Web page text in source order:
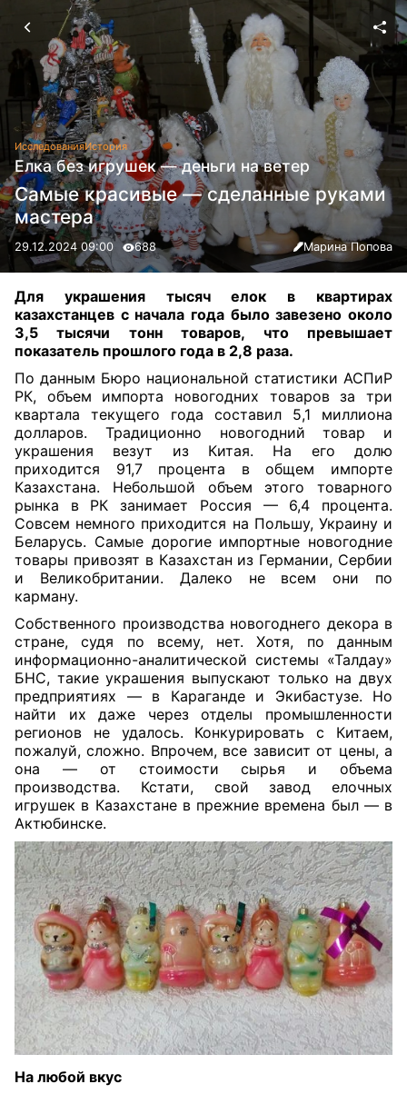
ИсследованияИстория
Елка без игрушек — деньги на ветер
Самые красивые — сделанные руками
мастера
29.12.2024 09:00 688 Марина Попова
Для украшения тысяч елок в квартирах
казахстанцев с начала года было завезено около
3,5 тысячи тонн товаров, что превышает
показатель прошлого года в 2,8 раза.
По данным Бюро национальной статистики АСПиР
РК, объем импорта новогодних товаров за три
квартала текущего года составил 5,1 миллиона
долларов. Традиционно новогодний товар и
украшения везут из Китая. На его долю
приходится 91,7 процента в общем импорте
Казахстана. Небольшой объем этого товарного
рынка в РК занимает Россия — 6,4 процента.
Совсем немного приходится на Польшу, Украину и
Беларусь. Самые дорогие импортные новогодние
товары привозят в Казахстан из Германии, Сербии
и Великобритании. Далеко не всем они по
карману.
Собственного производства новогоднего декора в
стране, судя по всему, нет. Хотя, по данным
информационно-аналитической системы «Талдау»
БНС, такие украшения выпускают только на двух
предприятиях — в Караганде и Экибастузе. Но
найти их даже через отделы промышленности
регионов не удалось. Конкурировать с Китаем,
пожалуй, сложно. Впрочем, все зависит от цены, а
она — от стоимости сырья и объема
производства. Кстати, свой завод елочных
игрушек в Казахстане в прежние времена был — в
Актюбинске.
На любой вкус